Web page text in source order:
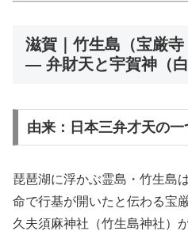
滋賀｜竹生島（宝厳寺
— 弁財天と宇賀神（
由来：日本三弁才天の
琵琶湖に浮かぶ霊島・竹生島
命で行基が開いたと伝わる宝
久夫須麻神社（竹生島神社）